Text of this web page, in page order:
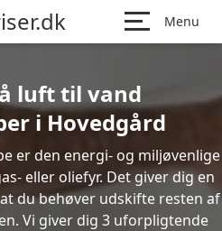
Menu
luft til vand
i Hovedgård
er den energi- og miljøvenlige
eller oliefyr. Det giver dig en
du behøver udskifte resten af
Vi giver dig 3 uforpligtende